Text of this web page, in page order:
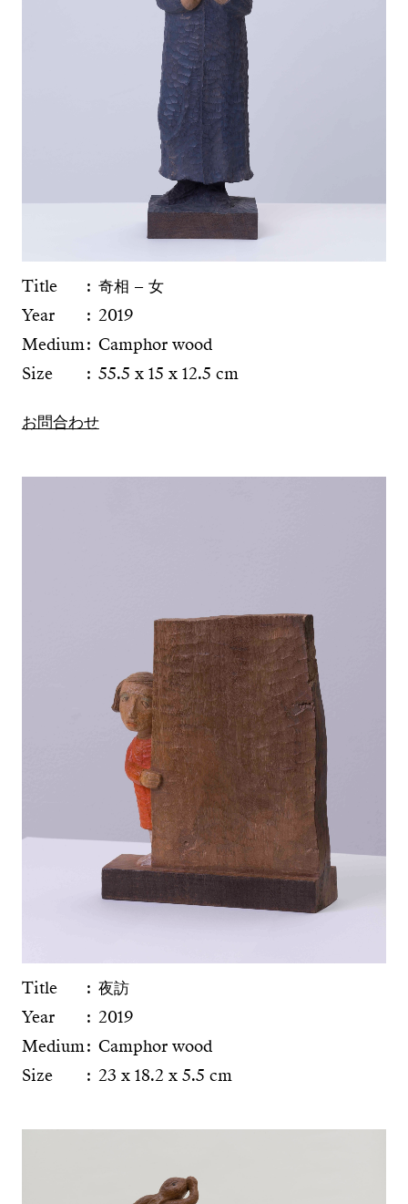
Title
奇相 − 女
Year
2019
Medium Camphor wood
Size
55.5 x 15 x 12.5 cm
お問合わせ
Title
夜訪
Year
2019
Medium Camphor wood
Size
23 x 18.2 x 5.5 cm